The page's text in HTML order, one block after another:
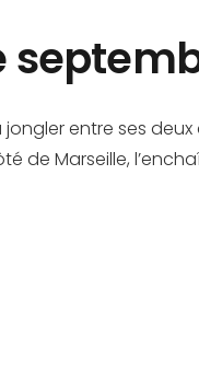
entre ses
de Marseille,